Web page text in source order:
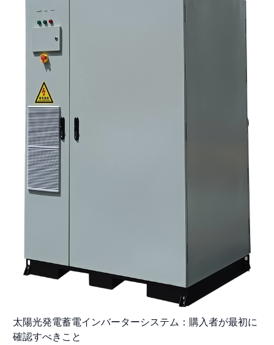
太陽光発電蓄電インバーターシステム：購入者が最初に
確認すべきこと